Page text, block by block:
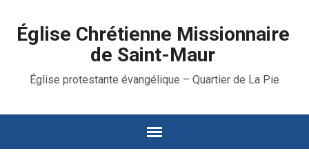
Église Chrétienne Missionnaire
de Saint-Maur
Église protestante évangélique – Quartier de La Pie